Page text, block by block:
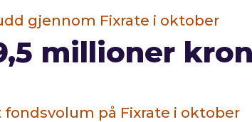
gjennom Fixrate i oktober
millioner
fondsvolum på Fixrate i oktober